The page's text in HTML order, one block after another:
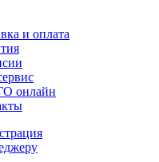
и оплата
онлайн